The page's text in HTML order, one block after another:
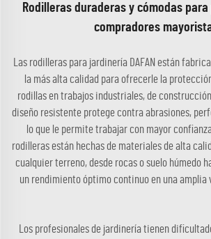
Rodilleras duraderas y cómodas
compradores
Las rodilleras para jardinería DAFAN están
la más alta calidad para ofrecerle la
rodillas en trabajos industriales, de
diseño resistente protege contra abrasiones,
lo que le permite trabajar con mayor
rodilleras están hechas de materiales de alta
cualquier terreno, desde rocas o suelo húmedo
un rendimiento óptimo continuo en una amplia
Los profesionales de jardinería tienen